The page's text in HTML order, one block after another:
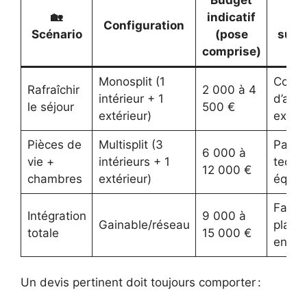
🏡
Scénario
Configuration
indicatif
(pose
comprise)
Rafraîchir
le séjour
Monosplit (1
intérieur + 1
extérieur)
2 000 à 4
500 €
d’air,
Pièces de
vie +
chambres
Multisplit (3
intérieurs + 1
extérieur)
6 000 à
12 000 €
Intégration
totale
Gainable/réseau
9 000 à
15 000 €
Faux-
Un devis pertinent doit toujours comporter :